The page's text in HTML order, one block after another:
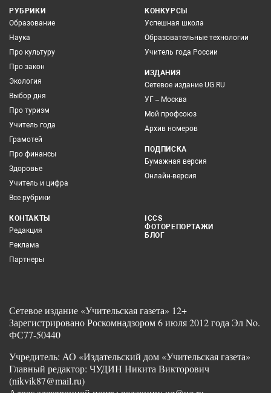
РУБРИКИ
Образование
Наука
Про культуру
Про закон
Экология
Выбор дня
Про туризм
Учитель года
Грамотей
Про финансы
Здоровье
Учитель и цифра
Все рубрики
КОНКУРСЫ
Успешная школа
Образовательные технологии
Учитель года России
ИЗДАНИЯ
Сетевое издание UG.RU
УГ – Москва
Мой профсоюз
Архив номеров
ПОДПИСКА
Бумажная версия
Онлайн-версия
КОНТАКТЫ
Редакция
Реклама
Партнеры
ICCS
ФОТОРЕПОРТАЖИ
БЛОГ
Сетевое издание «Учительская газета» 12+
Зарегистрировано Роскомнадзором 6 июля 2012 года Эл No.
ФС77-50440
Учредитель: АО «Издательский дом «Учительская газета»
Главный редактор: ЧУДИН Никита Викторович
(nikvik87@mail.ru)